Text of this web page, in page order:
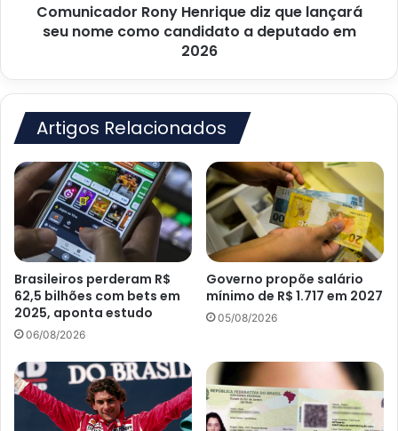
candidato
Comunicador Rony Henrique diz que lançará
seu nome como candidato a deputado em
2026
Artigos Relacionados
Brasileiros perderam R$
62,5 bilhões com bets em
2025, aponta estudo
06/08/2026
Governo propõe salário
mínimo de R$ 1.717 em 2027
05/08/2026